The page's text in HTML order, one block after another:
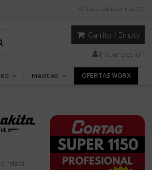
Lista de favoritos (0)
Carrito / Empty
Iniciar sesión
MARCAS
OFERTAS WORX
ideal